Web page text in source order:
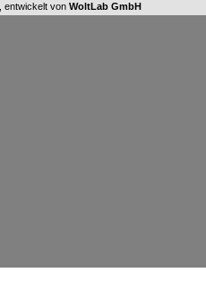
, entwickelt von WoltLab GmbH